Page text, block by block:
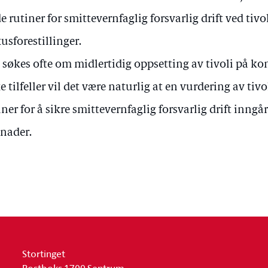
rutiner for smittevernfaglig forsvarlig drift ved
søkes ofte om midlertidig oppsetting av tivoli på
tilfeller vil det være naturlig at en vurdering av
for å sikre smittevernfaglig forsvarlig drift
Stortinget